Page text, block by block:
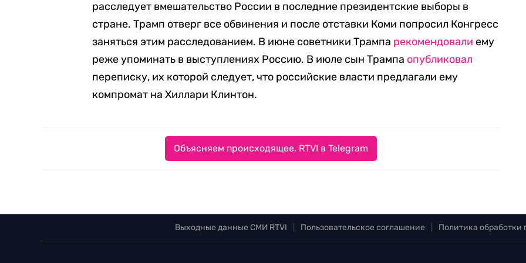
расследует вмешательство России в последние президентские выборы в
стране. Трамп отверг все обвинения и после отставки Коми попросил Конгресс
заняться этим расследованием. В июне советники Трампа рекомендовали ему
реже упоминать в выступлениях Россию. В июле сын Трампа опубликовал
переписку, их которой следует, что российские власти предлагали ему
компромат на Хиллари Клинтон.
Объясняем происходящее. RTVI в Telegram
Выходные данные СМИ RTVI Пользовательское соглашение Политика